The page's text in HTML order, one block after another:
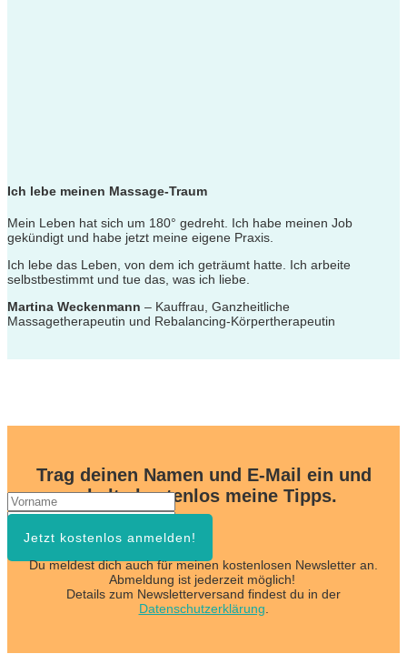
Ich lebe meinen Massage-Traum
Mein Leben hat sich um 180° gedreht. Ich habe meinen Job
gekündigt und habe jetzt meine eigene Praxis.
Ich lebe das Leben, von dem ich geträumt hatte. Ich arbeite
selbstbestimmt und tue das, was ich liebe.
Martina Weckenmann – Kauffrau, Ganzheitliche
Massagetherapeutin und Rebalancing-Körpertherapeutin
Trag deinen Namen und E-Mail ein und
erhalte kostenlos meine Tipps.
Jetzt kostenlos anmelden!
Du meldest dich auch für meinen kostenlosen Newsletter an.
Abmeldung ist jederzeit möglich!
Details zum Newsletterversand findest du in der
Datenschutzerklärung